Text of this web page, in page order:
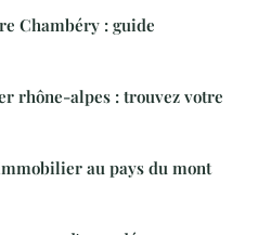
Chambéry : guide
rhône-alpes : trouvez votre
au pays du mont